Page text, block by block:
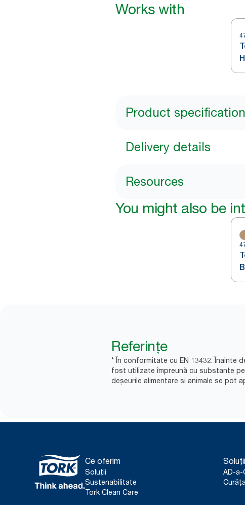
Works with
Product
Delivery details
Resources
You might also be
Referințe
* În conformitate cu EN 13432. Înainte
fost utilizate împreună cu substanțe
deșeurile alimentare și animale se pot
Ce oferim
Soluții
Sustenabilitate
Tork Clean Care
AD-a-